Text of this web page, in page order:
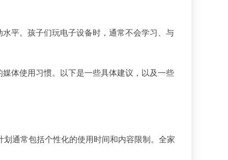
平。孩子们玩电子设备时，通常不会学习、与
体使用习惯。以下是一些具体建议，以及一些
通常包括个性化的使用时间和内容限制。全家